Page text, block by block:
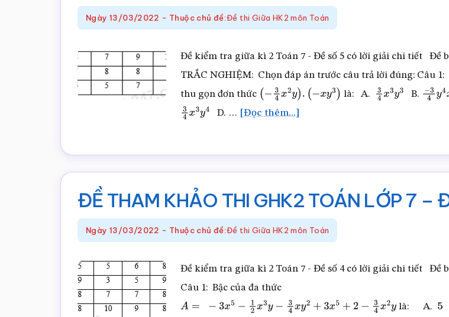
TOÁN
LỚP
7
–
Ngày 13/03/2022 - Thuộc chủ đề:Đề thi Giữa HK2 môn Toán
Đề kiểm tra giữa kì 2 Toán 7 - Đề số 5 có lời giải chi tiết Đề
TRẮC NGHIỆM: Chọn đáp án trước câu trả lời đúng: Câu 1:
thu gọn đơn thức (− 4 x2 y).(−x 3) là: A. 34x3 y B. −3 4y 4
34x y D. … [Đọc thêm...] vềĐỀ
TOÁN
LỚP
7
–
ĐỀ THAM KHẢO THI GHK2 TOÁN LỚP 7 –
Ngày 13/03/2022 - Thuộc chủ đề:Đề thi Giữa HK2 môn Toán
Đề kiểm tra giữa kì 2 Toán 7 - Đề số 4 có lời giải chi tiết Đề
Câu 1: Bậc của đa thức
A=− −12 − 34 xy 3x5+ − 4x2 là: A. 5